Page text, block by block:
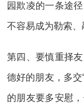
园欺凌的一条途
不容易成为勒索、
第四、要慎重择
德好的朋友，多交
的朋友要多安慰